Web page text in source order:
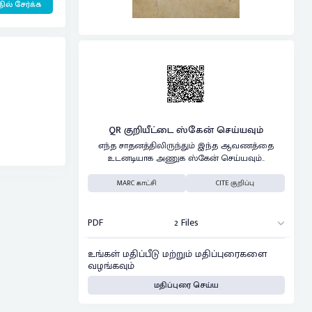
சேர்க்க
QR குறியீட்டை ஸ்கேன் செய்யவும்
எந்த சாதனத்திலிருந்தும் இந்த ஆவணத்தை
உடனடியாக அணுக ஸ்கேன் செய்யவும்..
MARC காட்சி CITE குறிப்பு
PDF 2 Files
உங்கள் மதிப்பீடு மற்றும் மதிப்புரைகளை
வழங்கவும்
மதிப்புரை செய்ய